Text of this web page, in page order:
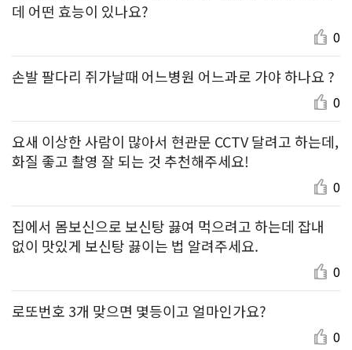
데 어떤 효능이 있나요?
0
손발 팔다리 쥐가날때 어느병원 어느과로 가야 하나요 ?
0
요새 이상한 사람이 많아서 현관문 CCTV 달려고 하는데,
화질 좋고 촬영 잘 되는 것 추천해주세요!
0
집에서 몸보신으로 보신탕 끓여 먹으려고 하는데 잡내
없이 맛있게 보신탕 끓이는 법 알려주세요.
0
로또번호 3개 맞으면 몇등이고 얼마인가요?
0